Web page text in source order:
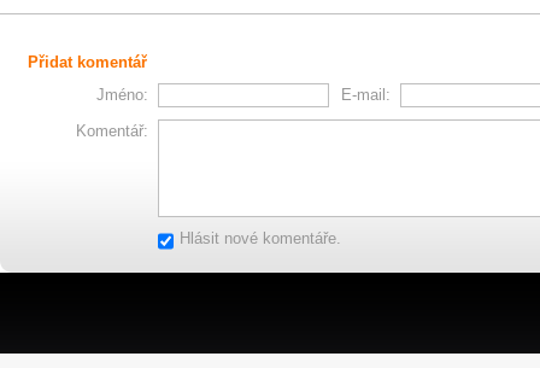
Přidat komentář
Jméno:
E-mail:
Komentář:
Hlásit nové komentáře.